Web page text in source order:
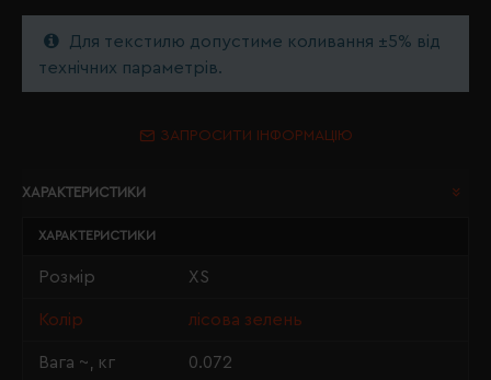
Для текстилю допустиме коливання ±5% від
технічних параметрів.
ЗАПРОСИТИ ІНФОРМАЦІЮ
ХАРАКТЕРИСТИКИ
ХАРАКТЕРИСТИКИ
Розмір XS
Колір лісова зелень
Вага ~, кг 0.072